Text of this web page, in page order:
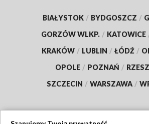
BIAŁYSTOK / BYDGOSZCZ /
GORZÓW WLKP. / KATOWICE
KRAKÓW / LUBLIN / ŁÓDŹ /
OPOLE / POZNAŃ /
SZCZECIN / WARSZAWA /